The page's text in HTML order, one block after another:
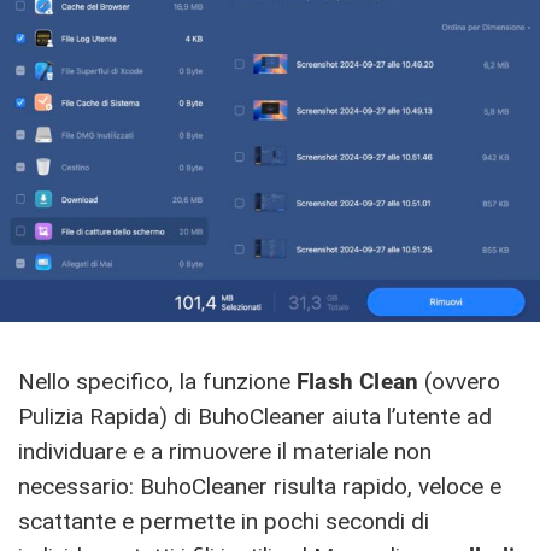
Nello specifico, la funzione Flash Clean (ovvero
Pulizia Rapida) di BuhoCleaner aiuta l’utente ad
individuare e a rimuovere il materiale non
necessario: BuhoCleaner risulta rapido, veloce e
scattante e permette in pochi secondi di